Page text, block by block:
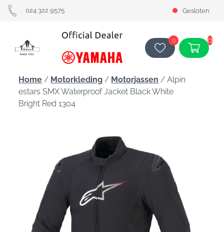
024 322 9575 Gesloten
0 0
Home / Motorkleding / Motorjassen / Alpin
estars SMX Waterproof Jacket Black White
Bright Red 1304